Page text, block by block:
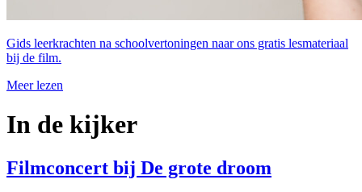
Gids leerkrachten na schoolvertoningen naar ons gratis lesmateriaal
bij de film.
Meer lezen
In de kijker
Filmconcert bij De grote droom